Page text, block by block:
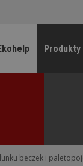
Produkty
beczek i